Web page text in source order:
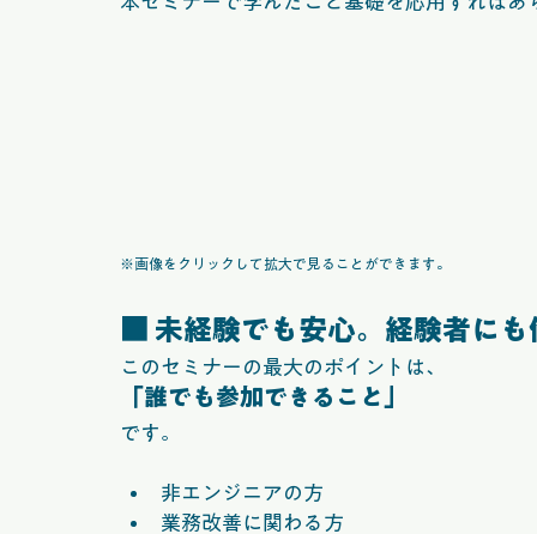
※画像をクリックして拡大で見ることができます。
■ 未経験でも安心。経験者にも
このセミナーの最大のポイントは、
「誰でも参加できること」
です。
非エンジニアの方
業務改善に関わる方